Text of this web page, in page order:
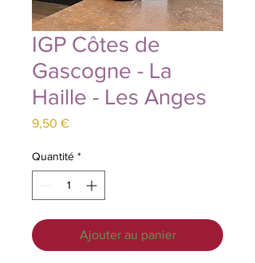
IGP Côtes de
Gascogne - La
Haille - Les Anges
9,50 €Prix
Quantité *
Ajouter au panier